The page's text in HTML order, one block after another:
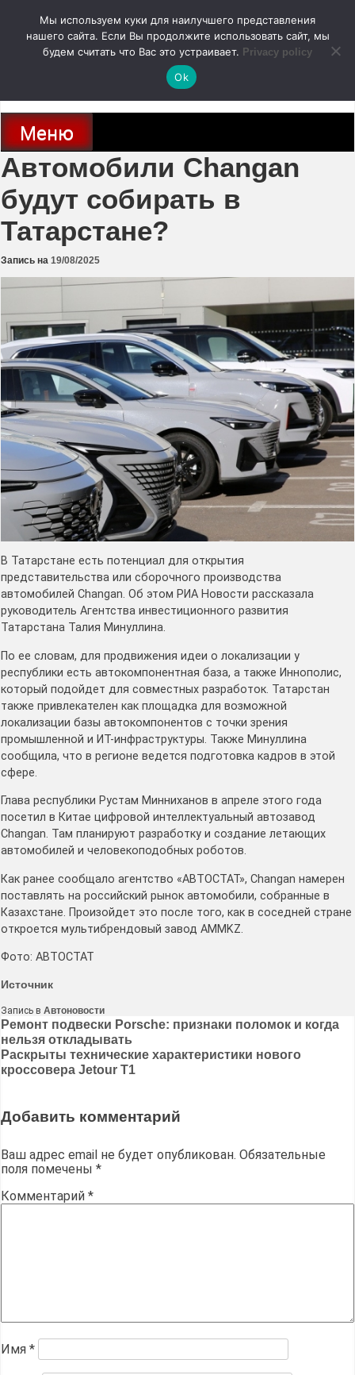
содержимому
autodoc24.ru
Новости про современные автомобили и не только, новинки зарубежного
и отечественного автопрома
Меню
Автомобили Changan
будут собирать в
Татарстане?
Запись на 19/08/2025
В Татарстане есть потенциал для открытия
представительства или сборочного производства
автомобилей Changan. Об этом РИА Новости рассказала
руководитель Агентства инвестиционного развития
Татарстана Талия Минуллина.
По ее словам, для продвижения идеи о локализации у
республики есть автокомпонентная база, а также Иннополис,
который подойдет для совместных разработок. Татарстан
также привлекателен как площадка для возможной
локализации базы автокомпонентов с точки зрения
промышленной и ИТ-инфраструктуры. Также Минуллина
сообщила, что в регионе ведется подготовка кадров в этой
сфере.
Глава республики Рустам Минниханов в апреле этого года
посетил в Китае цифровой интеллектуальный автозавод
Changan. Там планируют разработку и создание летающих
автомобилей и человекоподобных роботов.
Как ранее сообщало агентство «АВТОСТАТ», Changan намерен
поставлять на российский рынок автомобили, собранные в
Казахстане. Произойдет это после того, как в соседней стране
откроется мультибрендовый завод AMMKZ.
Фото: АВТОСТАТ
Источник
Запись в Автоновости
Навигация
по
записям
Ремонт подвески Porsche: признаки поломок и когда
нельзя откладывать
Раскрыты технические характеристики нового
кроссовера Jetour T1
Добавить комментарий
Ваш адрес email не будет опубликован. Обязательные
поля помечены *
Комментарий *
Имя *
Мы используем куки для наилучшего представления
нашего сайта. Если Вы продолжите использовать сайт, мы
будем считать что Вас это устраивает. Privacy policy
Ok